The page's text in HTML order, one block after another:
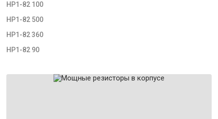
НР1-82 100
НР1-82 500
НР1-82 360
НР1-82 90